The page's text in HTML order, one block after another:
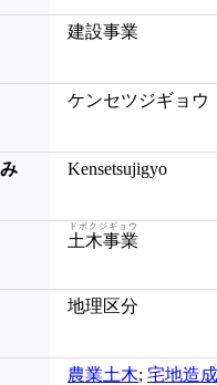
建設事業
ケンセツジギョウ
Kensetsujigyo
土木事業
ドボクジギョウ
地理区分
農業土木; 宅地造成